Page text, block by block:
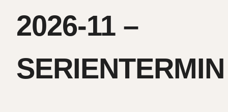
2026-11 –
SERIENTERMIN